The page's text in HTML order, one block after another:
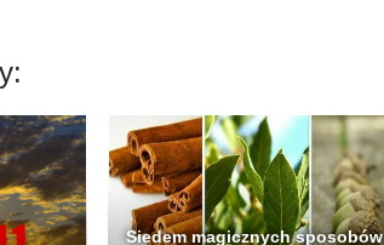
Siedem magicznych sposobów